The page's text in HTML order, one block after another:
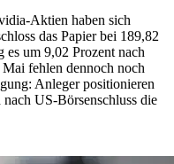
Aktien haben sich
das Papier bei 189,82
es um 9,02 Prozent nach
fehlen dennoch noch
Anleger positionieren
US-Börsenschluss die